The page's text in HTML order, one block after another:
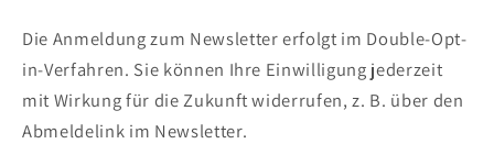
Die Anmeldung zum Newsletter erfolgt im Double-Opt-
in-Verfahren. Sie können Ihre Einwilligung jederzeit
mit Wirkung für die Zukunft widerrufen, z. B. über den
Abmeldelink im Newsletter.